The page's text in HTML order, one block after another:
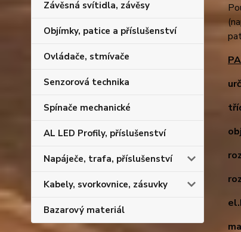
Závěsná svítidla, závěsy
Objímky, patice a příslušenství
Ovládače, stmívače
Senzorová technika
Spínače mechanické
AL LED Profily, příslušenství
Napáječe, trafa, příslušenství
Kabely, svorkovnice, zásuvky
Bazarový materiál